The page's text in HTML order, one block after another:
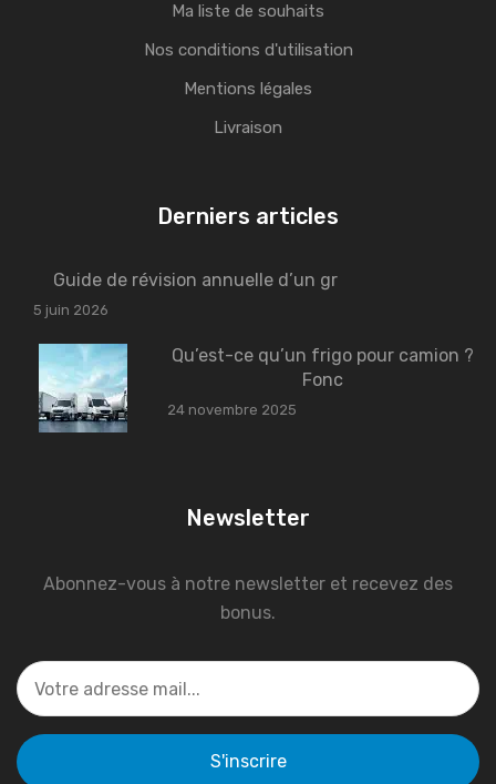
Ma liste de souhaits
Nos conditions d'utilisation
Mentions légales
Livraison
Derniers articles
Guide de révision annuelle d’un gr
5 juin 2026
Qu’est-ce qu’un frigo pour camion ?
Fonc
24 novembre 2025
Newsletter
Abonnez-vous à notre newsletter et recevez des
bonus.